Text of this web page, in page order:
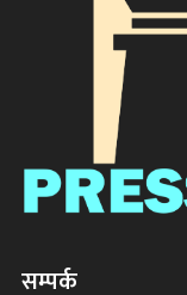
सम्पर्क